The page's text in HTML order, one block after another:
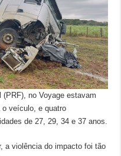
no Voyage estavam
o veículo, e quatro
de 27, 29, 34 e 37 anos.
a violência do impacto foi tão